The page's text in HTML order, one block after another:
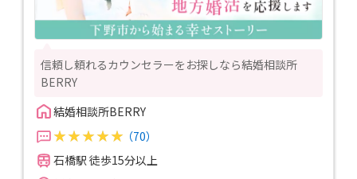
信頼し頼れるカウンセラーをお探しなら結婚相談所
BERRY
結婚相談所BERRY
（70）
石橋駅 徒歩15分以上